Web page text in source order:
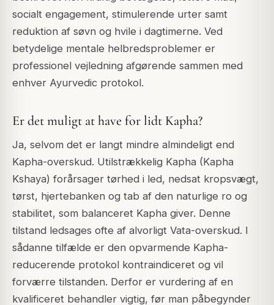
socialt engagement, stimulerende urter samt
reduktion af søvn og hvile i dagtimerne. Ved
betydelige mentale helbredsproblemer er
professionel vejledning afgørende sammen med
enhver Ayurvedic protokol.
Er det muligt at have for lidt Kapha?
Ja, selvom det er langt mindre almindeligt end
Kapha-overskud. Utilstrækkelig Kapha (Kapha
Kshaya) forårsager tørhed i led, nedsat kropsvægt,
tørst, hjertebanken og tab af den naturlige ro og
stabilitet, som balanceret Kapha giver. Denne
tilstand ledsages ofte af alvorligt Vata-overskud. I
sådanne tilfælde er den opvarmende Kapha-
reducerende protokol kontraindiceret og vil
forværre tilstanden. Derfor er vurdering af en
kvalificeret behandler vigtig, før man påbegynder